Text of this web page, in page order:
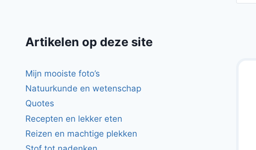
Artikelen op deze site
Mijn mooiste foto’s
Natuurkunde en wetenschap
Quotes
Recepten en lekker eten
Reizen en machtige plekken